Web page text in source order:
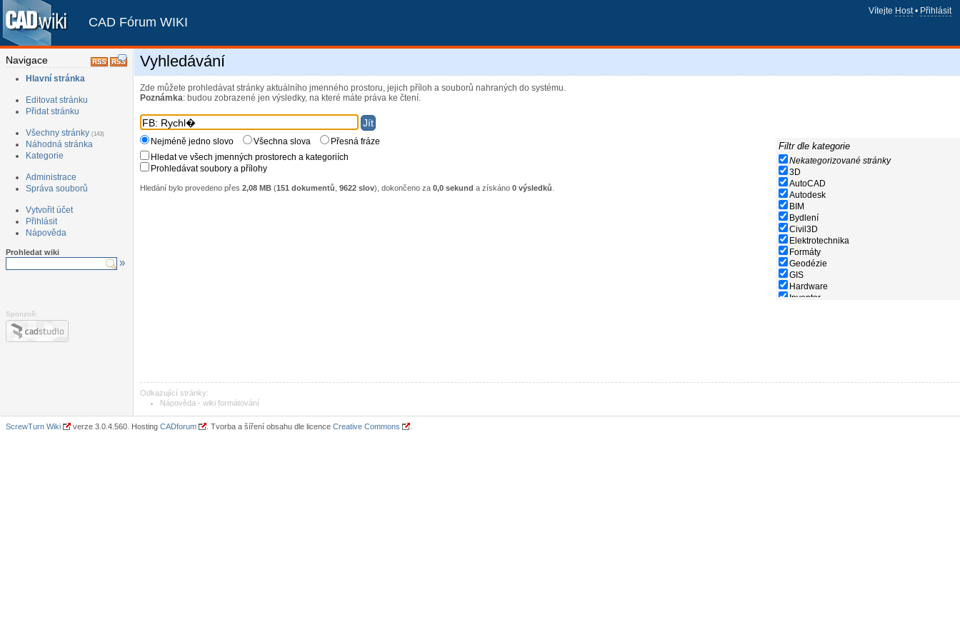
Vítejte Host• Přihlásit
CAD Fórum WIKI
Navigace
Hlavní stránka
Editovat stránku
Přidat stránku
Všechny stránky (143)
Náhodná stránka
Kategorie
Administrace
Správa souborů
Vytvořit účet
Přihlásit
Nápověda
Prohledat wiki
»
Sponzoři:
Vyhledávání
Zde můžete prohledávat stránky aktuálního jmenného prostoru, jejich příloh a souborů nahraných do systému.
Poznámka: budou zobrazené jen výsledky, na které máte práva ke čtení.
Nejméně jedno slovo Všechna slova
Přesná fráze
Hledat ve všech jmenných prostorech a kategoriích
Prohledávat soubory a přílohy
Filtr dle kategorie
Nekategorizované stránky
3D
AutoCAD
Autodesk
BIM
Bydlení
Civil3D
Elektrotechnika
Formáty
Geodézie
GIS
Hardware
Inventor
Hledání bylo provedeno přes 2,08 MB (151 dokumentů 9622 slov), dokončeno za 0,0 sekund a získáno 0 výsledků
Odkazující stránky:
Nápověda - wiki formátování
ScrewTurn Wiki verze 3.0.4.560. Hosting CADforum . Tvorba a šíření obsahu dle licence Creative Commons